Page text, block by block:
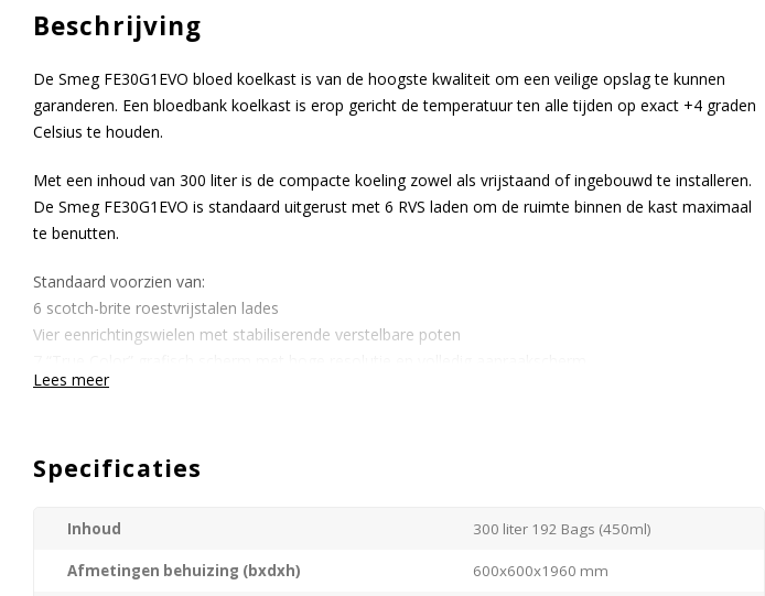
Beschrijving
De Smeg FE30G1EVO bloed koelkast is van de hoogste kwaliteit om een veilige opslag te kunnen
garanderen. Een bloedbank koelkast is erop gericht de temperatuur ten alle tijden op exact +4 graden
Celsius te houden.
Met een inhoud van 300 liter is de compacte koeling zowel als vrijstaand of ingebouwd te installeren.
De Smeg FE30G1EVO is standaard uitgerust met 6 RVS laden om de ruimte binnen de kast maximaal
te benutten.
Standaard voorzien van:
6 scotch-brite roestvrijstalen lades
Vier eenrichtingswielen met stabiliserende verstelbare poten
Zelfsluitende dubbel geïsoleerde glasdeur
Back-up batterij voor temperatuurweergave en alarmverwerving tot 48 uur zonder stroomaansluiting
Beveiligingszekeringen (op voedingsschakelaar en elektronisch moederbord)
Wachtwoordbeveiligde aan/uit-schakelaar en instellingen
Lees meer
Specificaties
Inhoud 300 liter 192 Bags (450ml)
Afmetingen behuizing (bxdxh) 600x600x1960 mm